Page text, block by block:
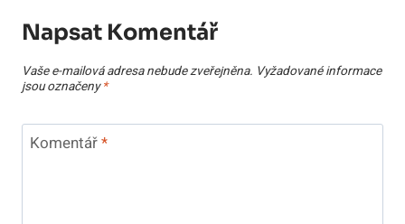
Napsat Komentář
Vaše e-mailová adresa nebude zveřejněna. Vyžadované informace
jsou označeny*
Komentář*